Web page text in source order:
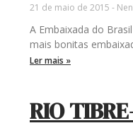
21 de maio de 2015
A Embaixada do
mais bonitas
Ler mais »
RIO